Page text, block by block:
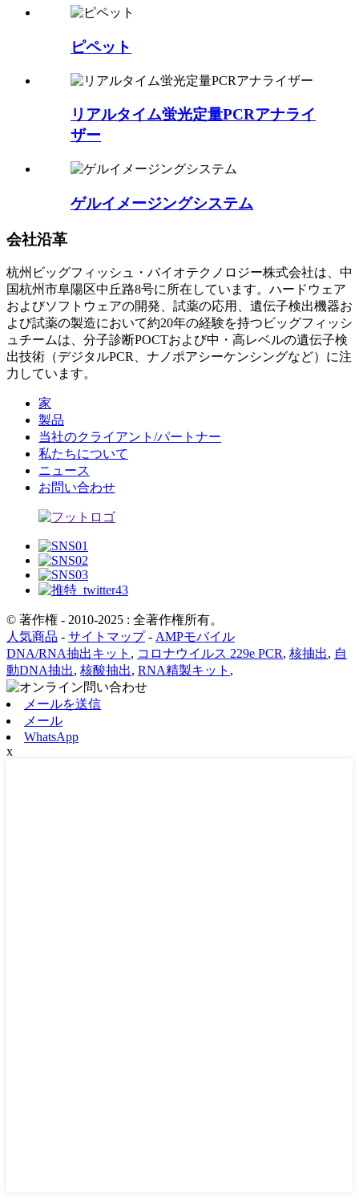
ピペット
リアルタイム蛍光定量PCRアナライ
ザー
ゲルイメージングシステム
会社沿革
杭州ビッグフィッシュ・バイオテクノロジー株式会社は、中
国杭州市阜陽区中丘路8号に所在しています。ハードウェア
およびソフトウェアの開発、試薬の応用、遺伝子検出機器お
よび試薬の製造において約20年の経験を持つビッグフィッシ
ュチームは、分子診断POCTおよび中・高レベルの遺伝子検
出技術（デジタルPCR、ナノポアシーケンシングなど）に注
力しています。
家
製品
当社のクライアント/パートナー
私たちについて
ニュース
お問い合わせ
© 著作権 - 2010-2025 : 全著作権所有。
人気商品 - サイトマップ- AMPモバイル
DNA/RNA抽出キット , コロナウイルス 229e PCR, 核抽出, 自
動DNA抽出, 核酸抽出, RNA精製キット ,
メールを送信
メール
WhatsApp
x